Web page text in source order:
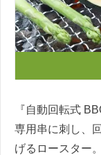
『自動回転式
専用串に刺し、
げるロースター